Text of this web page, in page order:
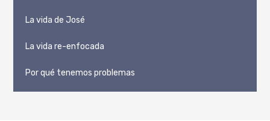
La vida de José
La vida re-enfocada
Por qué tenemos problemas